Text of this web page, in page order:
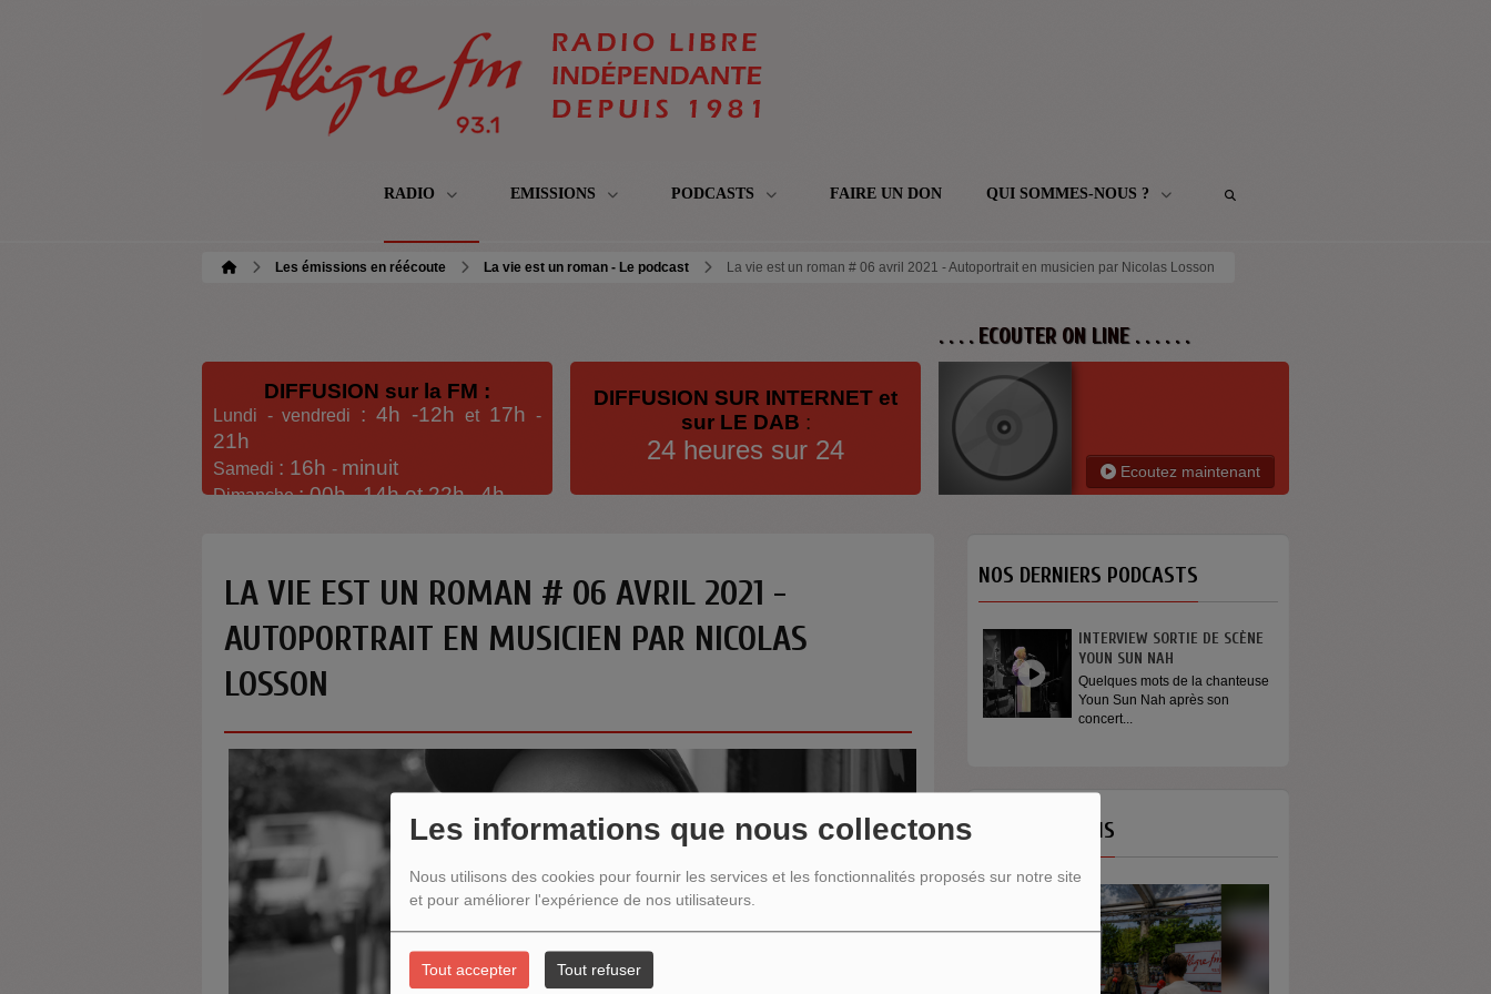
Les informations que nous collectons
Nous utilisons des cookies pour fournir les services et les fonctionnalités proposés sur notre site
et pour améliorer l'expérience de nos utilisateurs.
Tout accepter Tout refuser
RADIO EMISSIONS PODCASTS FAIRE UN DON QUI SOMMES-NOUS ?
Les émissions en réécoute La vie est un roman - Le podcast La vie est un roman # 06 avril 2021 - Autoportrait en musicien par Nicolas Losson
DIFFUSION sur la FM :
Lundi - vendredi : 4h -12h et 17h -
21h
Samedi : 16h - minuit
Dimanche: 00h -14h et 22h-4h
DIFFUSION SUR INTERNET et
sur LE DAB :
24 heures sur 24
. . . . ECOUTER ON LINE . . . . . .
Ecoutez maintenant
LA VIE EST UN ROMAN # 06 AVRIL 2021 -
AUTOPORTRAIT EN MUSICIEN PAR NICOLAS
LOSSON
NOS DERNIERS PODCASTS
INTERVIEW SORTIE DE SCÈNE
YOUN SUN NAH
Quelques mots de la chanteuse
Youn Sun Nah après son
concert...
NOS ÉMISSIONS